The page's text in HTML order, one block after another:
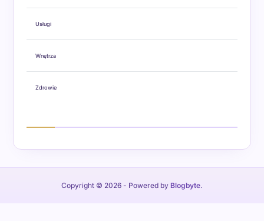
Usługi
Wnętrza
Zdrowie
Copyright © 2026 - Powered by Blogbyte.